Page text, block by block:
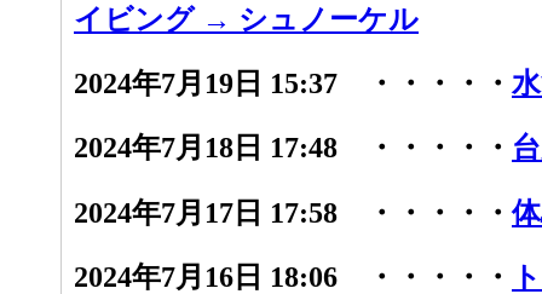
イビング → シュノーケル
2024年7月19日 15:37 ・・・・・
2024年7月18日 17:48 ・・・・・
2024年7月17日 17:58 ・・・・・
2024年7月16日 18:06 ・・・・・